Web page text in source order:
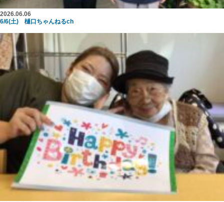
2026.06.06
6/6(土) 樋口ちゃんねるch